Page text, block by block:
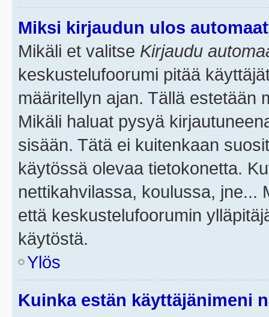
Miksi kirjaudun ulos
Mikäli et valitse Kirjaudu
keskustelufoorumi pitää
määritellyn ajan. Tällä estetään
Mikäli haluat pysyä
sisään. Tätä ei kuitenkaan
käytössä olevaa tietokonetta.
nettikahvilassa, koulussa, jne...
että keskustelufoorumin
käytöstä.
Ylös
Kuinka estän käyttäjänimeni